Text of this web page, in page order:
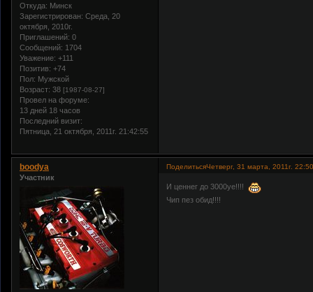
Откуда: Минск
Зарегистрирован: Среда, 20
октября, 2010г.
Приглашений: 0
Сообщений: 1704
Уважение: +111
Позитив: +74
Пол: Мужской
Возраст: 38 [1987-08-27]
Провел на форуме:
13 дней 18 часов
Последний визит:
Пятница, 21 октября, 2011г. 21:42:55
ПоделитьсяЧетверг, 31 марта, 2011г.
boodya
Участник
И ценнег до 3000уе!!!!
Чип пез обид!!!!